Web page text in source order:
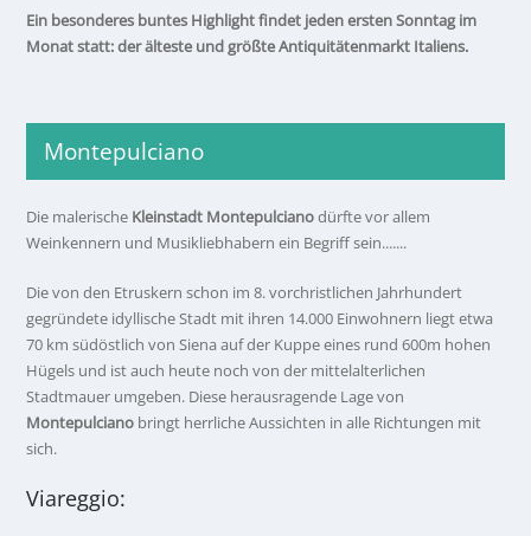
Ein besonderes buntes Highlight findet jeden ersten Sonntag im
Monat statt: der älteste und größte Antiquitätenmarkt Italiens.
Montepulciano
Die malerische Kleinstadt Montepulcianodürfte vor allem
Weinkennern und Musikliebhabern ein Begriff sein.......
Die von den Etruskern schon im 8. vorchristlichen Jahrhundert
gegründete idyllische Stadt mit ihren 14.000 Einwohnern liegt etwa
70 km südöstlich von Siena auf der Kuppe eines rund 600m hohen
Hügels und ist auch heute noch von der mittelalterlichen
Stadtmauer umgeben. Diese herausragende Lage von
Montepulciano bringt herrliche Aussichten in alle Richtungen mit
sich.
Viareggio: